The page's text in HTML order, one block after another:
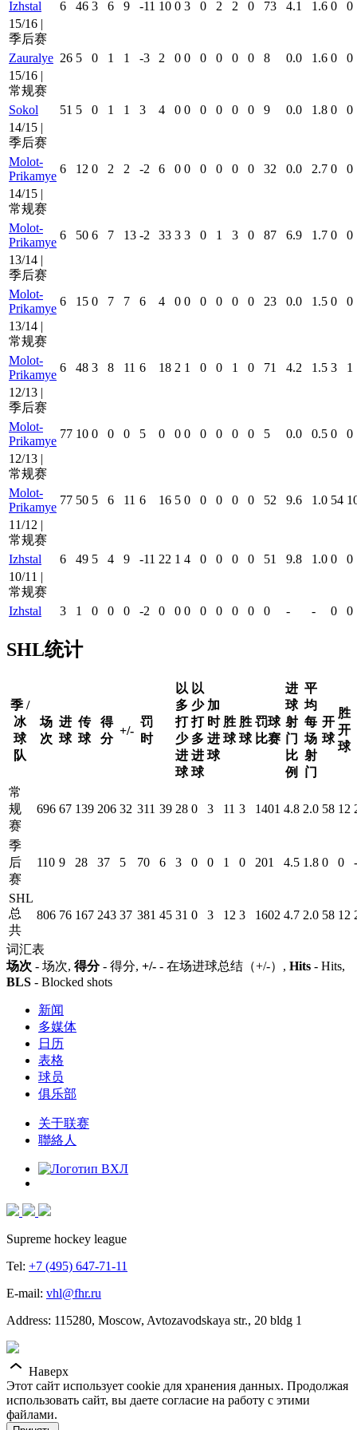
Izhstal 6 46 3 6 9 -11 10 0 3 0 2 2 0 73 4.1 1.6 0
0
15/16 |
季后赛
Zauralye 26 5 0 1 1 -3 2 0 0 0 0 0 0 8 0.0 1.6 0
0
15/16 |
常规赛
Sokol
51 5 0 1 1 3 4 0 0 0 0 0 0 9 0.0 1.8 0
0
14/15 |
季后赛
Molot-
Prikamye
6 12 0 2 2 -2 6 0 0 0 0 0 0 32 0.0 2.7 0
0
14/15 |
常规赛
Molot-
Prikamye
6 50 6 7 13 -2 33 3 3 0 1 3 0 87 6.9 1.7 0
0
13/14 |
季后赛
Molot-
Prikamye
6 15 0 7 7 6 4 0 0 0 0 0 0 23 0.0 1.5 0
0
13/14 |
常规赛
Molot-
Prikamye
6 48 3 8 11 6 18 2 1 0 0 1 0 71 4.2 1.5 3
1
12/13 |
季后赛
Molot-
Prikamye
77 10 0 0 0 5 0 0 0 0 0 0 0 5 0.0 0.5 0
0
12/13 |
常规赛
Molot-
Prikamye
77 50 5 6 11 6 16 5 0 0 0 0 0 52 9.6 1.0 54
11/12 |
常规赛
Izhstal
6 49 5 4 9 -11 22 1 4 0 0 0 0 51 9.8 1.0 0
0
10/11 |
常规赛
Izhstal
3 1 0 0 0 -2 0 0 0 0 0 0 0 0 - - 0 0
SHL统计
季 /
冰
球
队
场
次
进
球
传
球
得
分
+/-
罚
时
以
多
打
少
进
球
以
少
打
多
进
球
加
时
进
球
胜
球
胜
球
罚球
比赛
进
球
射
门
比
例
平
均
每
场
射
门
开
球
胜
开
球
常
规
赛
696 67 139 206 32 311 39 28 0 3 11 3 1401 4.8 2.0 58 12
季
后
赛
110 9 28 37 5 70 6 3 0 0 1 0 201 4.5 1.8 0 0 -
SHL
总
共
806 76 167 243 37 381 45 31 0 3 12 3 1602 4.7 2.0 58 12
词汇表
场次 - 场次, 得分- 得分, +/- - 在场进球总结（+/-）, Hits - Hits,
BLS - Blocked shots
新闻
多媒体
日历
表格
球员
俱乐部
关于联赛
聯絡人
Supreme hockey league
Tel: +7 (495) 647-71-11
E-mail: vhl@fhr.ru
Address: 115280, Moscow, Avtozavodskaya str., 20 bldg 1
Наверх
Этот сайт использует cookie для хранения данных. Продолжая
использовать сайт, вы даете согласие на работу с этими
файлами.